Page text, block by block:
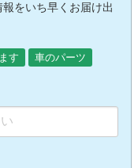
をいち早くお届け出
す
車のパーツ